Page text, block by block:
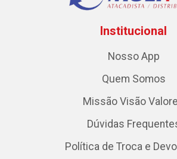
Institucional
Nosso App
Quem Somos
Missão Visão
Dúvidas
Política de Troca e